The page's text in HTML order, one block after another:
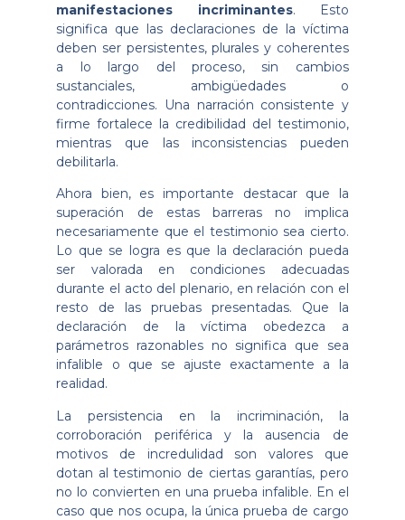
manifestaciones incriminantes. Esto
significa que las declaraciones de la víctima
deben ser persistentes, plurales y coherentes
a lo largo del proceso, sin cambios
sustanciales, ambigüedades o
contradicciones. Una narración consistente y
firme fortalece la credibilidad del testimonio,
mientras que las inconsistencias pueden
debilitarla.
Ahora bien, es importante destacar que la
superación de estas barreras no implica
necesariamente que el testimonio sea cierto.
Lo que se logra es que la declaración pueda
ser valorada en condiciones adecuadas
durante el acto del plenario, en relación con el
resto de las pruebas presentadas. Que la
declaración de la víctima obedezca a
parámetros razonables no significa que sea
infalible o que se ajuste exactamente a la
realidad.
La persistencia en la incriminación, la
corroboración periférica y la ausencia de
motivos de incredulidad son valores que
dotan al testimonio de ciertas garantías, pero
no lo convierten en una prueba infalible. En el
caso que nos ocupa, la única prueba de cargo